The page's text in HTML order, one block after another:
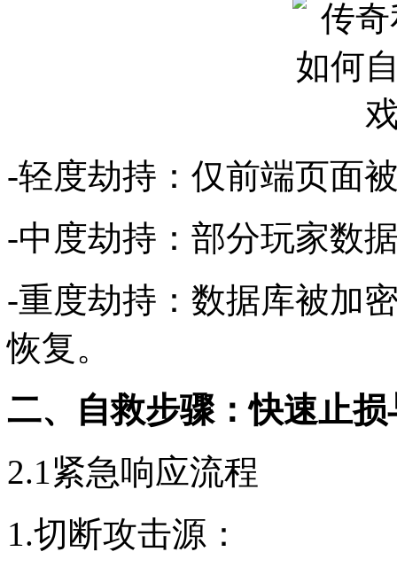
-轻度劫持：仅前端页面
-中度劫持：部分玩家数
-重度劫持：数据库被加
恢复。
二、自救步骤：快速止
2.1紧急响应流程
1.切断攻击源：